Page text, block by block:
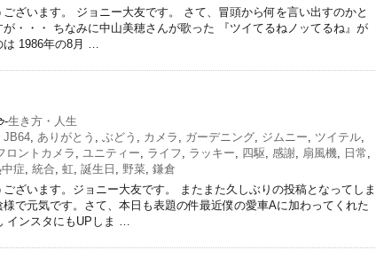
ざいます。 ジョニー大友です。 さて、冒頭から何を言い出すのかと
が・・・ ちなみに中山美穂さんが歌った 『ツイてるねノッてるね』が
は 1986年の8月 …
-生き方・人生
JB64, ありがとう , ぶどう , カメラ , ガーデニング, ジムニー, ツイテル,
ロントカメラ , ユニティー, ライフ, ラッキー, 四駆, 感謝, 扇風機, 日常,
症, 統合, 虹, 誕生日 , 野菜, 鎌倉
ざいます。ジョニー大友です。 またまた久しぶりの投稿となってしま
様で元気です。さて、本日も表題の件最近僕の愛車Aに加わってくれた
インスタにもUPしま …